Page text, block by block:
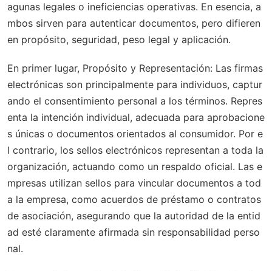
agunas legales o ineficiencias operativas. En esencia, a
mbos sirven para autenticar documentos, pero difieren
en propósito, seguridad, peso legal y aplicación.
En primer lugar, Propósito y Representación: Las firmas
electrónicas son principalmente para individuos, captur
ando el consentimiento personal a los términos. Repres
enta la intención individual, adecuada para aprobacione
s únicas o documentos orientados al consumidor. Por e
l contrario, los sellos electrónicos representan a toda la
organización, actuando como un respaldo oficial. Las e
mpresas utilizan sellos para vincular documentos a tod
a la empresa, como acuerdos de préstamo o contratos
de asociación, asegurando que la autoridad de la entid
ad esté claramente afirmada sin responsabilidad perso
nal.